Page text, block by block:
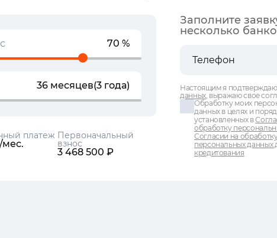
70 %
36 месяцев(3 года)
платеж
мес.
Первоначальный
взнос
3 468 500 ₽
Заполните
несколько
Настоящим я
данных, выражаю свое
Обработку моих
данных в целях и
установленных в
обработку
Согласии на
персональных данных
кредитования